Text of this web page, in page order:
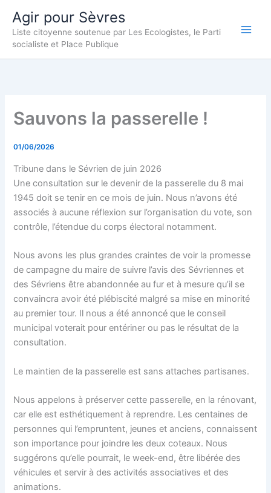
contenu
Agir pour Sèvres
Liste citoyenne soutenue par Les Ecologistes, le Parti
socialiste et Place Publique
Sauvons la passerelle !
01/06/2026
Tribune dans le Sévrien de juin 2026
Une consultation sur le devenir de la passerelle du 8 mai
1945 doit se tenir en ce mois de juin. Nous n’avons été
associés à aucune réflexion sur l’organisation du vote, son
contrôle, l’étendue du corps électoral notamment.
Nous avons les plus grandes craintes de voir la promesse
de campagne du maire de suivre l’avis des Sévriennes et
des Sévriens être abandonnée au fur et à mesure qu’il se
convaincra avoir été plébiscité malgré sa mise en minorité
au premier tour. Il nous a été annoncé que le conseil
municipal voterait pour entériner ou pas le résultat de la
consultation.
Le maintien de la passerelle est sans attaches partisanes.
Nous appelons à préserver cette passerelle, en la rénovant,
car elle est esthétiquement à reprendre. Les centaines de
personnes qui l’empruntent, jeunes et anciens, connaissent
son importance pour joindre les deux coteaux. Nous
suggérons qu’elle pourrait, le week-end, être libérée des
véhicules et servir à des activités associatives et des
animations.